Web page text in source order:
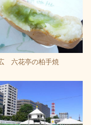
六花亭の柏手焼